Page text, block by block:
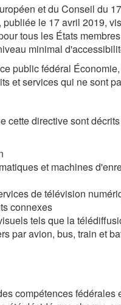
et du Conseil du
le 17 avril 2019,
tous les États
minimal
public fédéral
et services qui ne sont
cette directive sont
et machines
de télévision
connexes
tels que la
par avion, bus, train et
compétences